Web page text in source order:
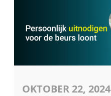
OKTOBER 22, 2024